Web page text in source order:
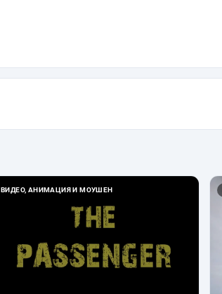
ВИДЕО, АНИМАЦИЯ И МОУШЕН